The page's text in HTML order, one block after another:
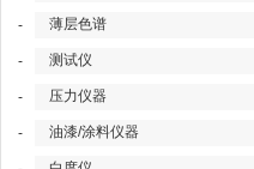
- 薄层色谱
- 测试仪
- 压力仪器
- 油漆/涂料仪器